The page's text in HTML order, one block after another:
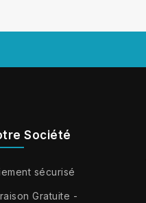
Société
sécurisé
Gratuite -